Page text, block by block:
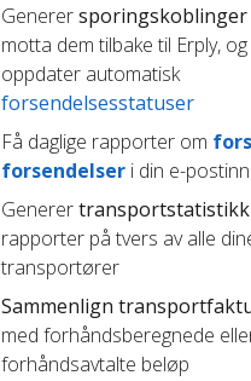
Generersporingskoblinger
motta dem tilbake til Erply, og
oppdater automatisk
forsendelsesstatuser
Få daglige rapporter om
forsendelser i din e-
Generertransportstatistikk
rapporter på tvers av alle
transportører
Sammenlign
med forhåndsberegnede
forhåndsavtalte beløp